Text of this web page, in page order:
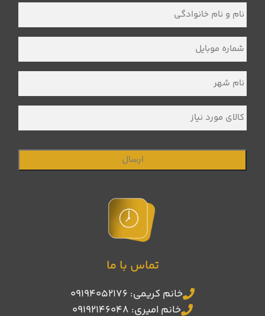
نام
و
نام
خانوادگی
*
شماره
موبایل *
نام
شهر *
کالای
مورد
نیاز
تماس با ما
خانم کریمی: 09194052176
خانم امیری: 09192146048